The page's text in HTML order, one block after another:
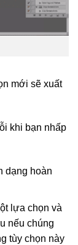
mới sẽ xuất
khi bạn nhấp
dạng hoàn
lựa chọn và
nếu chúng
tùy chọn này